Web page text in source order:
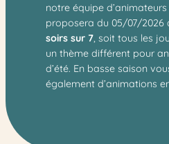
notre équipe
proposera du 05/07/
soirs sur 7 , soit tous les
un thème différent pour
d’été. En basse saison
également d’animations